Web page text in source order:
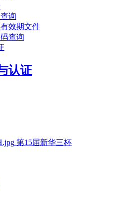
询
效期文件
查询
认证
第15届新华三杯